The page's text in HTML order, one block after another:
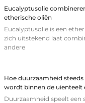
Eucalyptusolie
etherische oliën
Eucalyptusolie is een
zich uitstekend laat
andere
Hoe duurzaamheid
wordt binnen de uienteelt
Duurzaamheid speelt een